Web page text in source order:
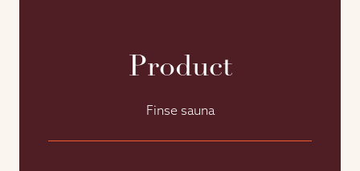
Product
Finse sauna